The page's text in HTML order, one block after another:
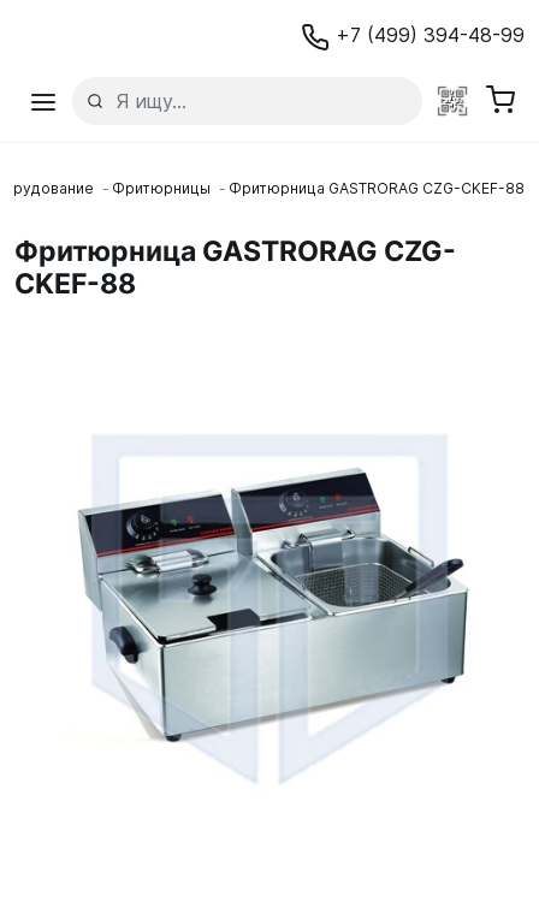
+7 (499) 394-48-99
Фритюрницы Фритюрница GASTRORAG CZG-CKEF-88
Фритюрница GASTRORAG CZG-
CKEF-88